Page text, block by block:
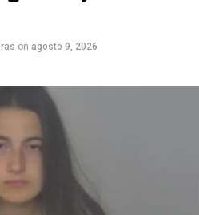
on agosto 9, 2026